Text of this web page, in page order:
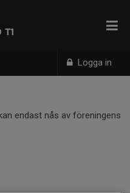
Logga in
endast nås av föreningens